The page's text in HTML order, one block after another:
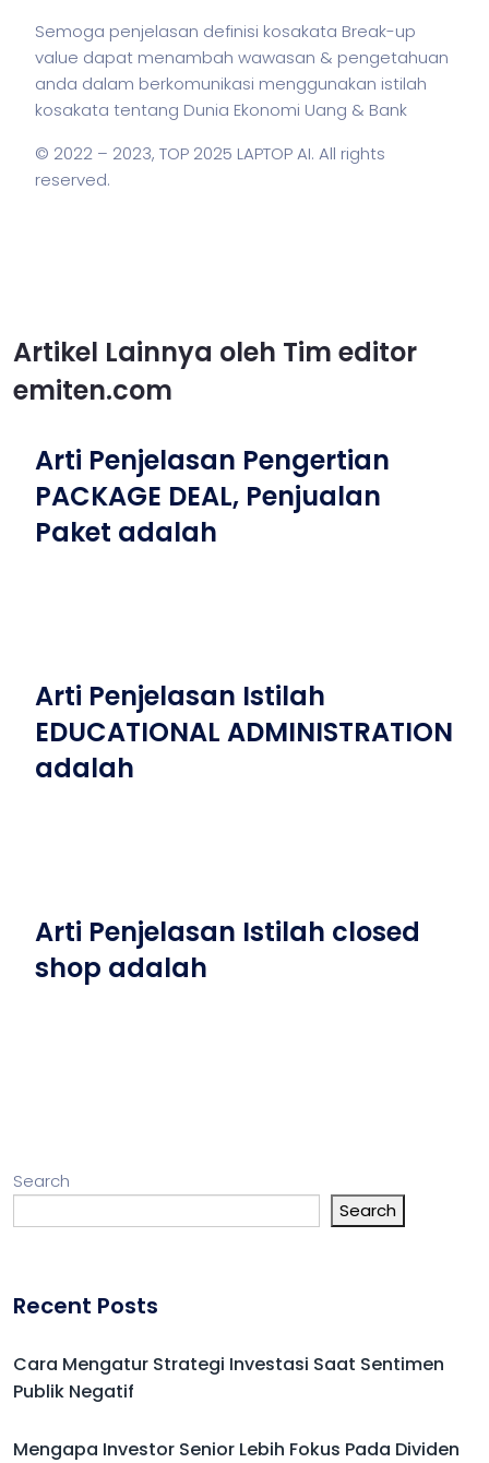
Semoga penjelasan definisi kosakata Break-up
value dapat menambah wawasan & pengetahuan
anda dalam berkomunikasi menggunakan istilah
kosakata tentang Dunia Ekonomi Uang & Bank
© 2022 – 2023, TOP 2025 LAPTOP AI. All rights
reserved.
Artikel Lainnya oleh Tim editor
emiten.com
Arti Penjelasan Pengertian
PACKAGE DEAL, Penjualan
Paket adalah
Arti Penjelasan Istilah
EDUCATIONAL ADMINISTRATION
adalah
Arti Penjelasan Istilah closed
shop adalah
Search
Search
Recent Posts
Cara Mengatur Strategi Investasi Saat Sentimen
Publik Negatif
Mengapa Investor Senior Lebih Fokus Pada Dividen